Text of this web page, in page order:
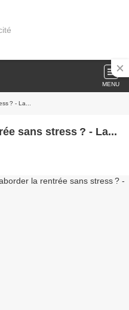
MENU
? - La...
sans stress ? - La...